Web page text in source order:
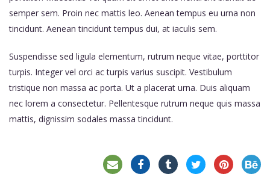
semper sem. Proin nec mattis leo. Aenean tempus eu urna non
tincidunt. Aenean tincidunt tempus dui, at iaculis sem.
Suspendisse sed ligula elementum, rutrum neque vitae, porttitor
turpis. Integer vel orci ac turpis varius suscipit. Vestibulum
tristique non massa ac porta. Ut a placerat urna. Duis aliquam
nec lorem a consectetur. Pellentesque rutrum neque quis massa
mattis, dignissim sodales massa tincidunt.